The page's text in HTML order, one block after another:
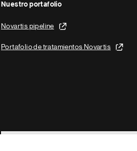
Nuestro portafolio
Novartis pipeline
Portafolio de tratamientos Novartis
Footer Site Search